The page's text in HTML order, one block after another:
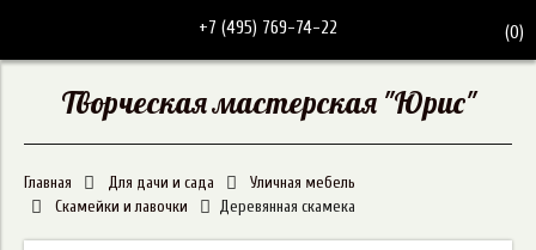
+7 (495) 769-74-22 (0)
Творческая мастерская "Юрис"
Главная Для дачи и сада
Уличная мебель
Скамейки и лавочки
Деревянная скамека